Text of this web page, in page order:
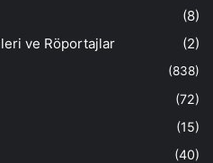
(8)
ve Röportajlar
(2)
(838)
(72)
(15)
(40)